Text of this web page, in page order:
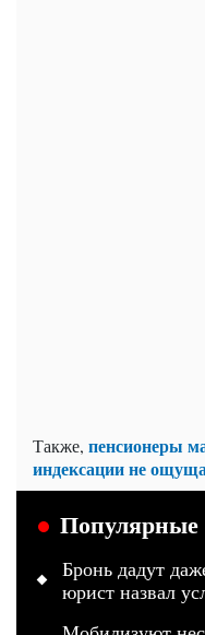
Также, пенсионеры
индексации не
Популярные
Бронь дадут
юрист назвал